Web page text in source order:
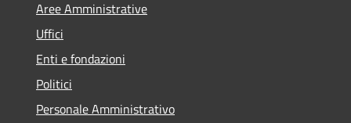
Aree Amministrative
Uffici
Enti e fondazioni
Politici
Personale Amministrativo